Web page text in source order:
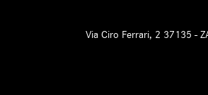
Via Ciro Ferrari, 2 37135 -